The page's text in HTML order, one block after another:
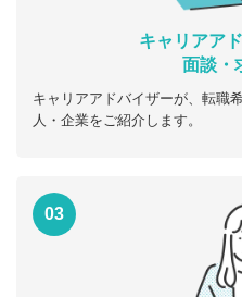
キャリアア
面談・
キャリアアドバイザーが、転職
人・企業をご紹介します。
03